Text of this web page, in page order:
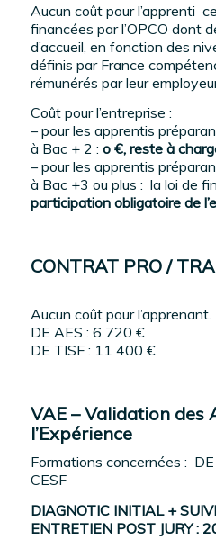
Aucun coût pour l’apprenti
financées par l’OPCO dont
d’accueil, en fonction des
définis par France
rémunérés par leur
Coût pour l’entreprise :
– pour les apprentis
à Bac + 2 : o €, reste à
– pour les apprentis
à Bac +3 ou plus : la loi de
participation obligatoire de
CONTRAT PRO /
Aucun coût pour l’apprenant.
DE AES : 6 720 €
DE TISF : 11 400 €
VAE – Validation des
l’Expérience
Formations concernées :
CESF
DIAGNOTIC INITIAL +
ENTRETIEN POST JURY :